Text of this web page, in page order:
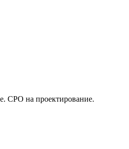
СРО на проектирование.